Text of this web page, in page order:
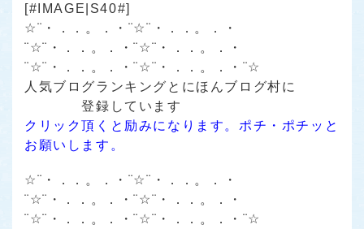
[#IMAGE|S40#]
☆¨・．．。．・¨☆¨・．．。．・
¨☆¨・．．。．・¨☆¨・．．。．・
¨☆¨・．．。．・¨☆¨・．．。．・¨☆
人気ブログランキング と にほんブログ村に
登録しています
クリック頂くと励みになります。ポチ・ポチッと
お願いします。
☆¨・．．。．・¨☆¨・．．。．・
¨☆¨・．．。．・¨☆¨・．．。．・
¨☆¨・．．。．・¨☆¨・．．。．・¨☆